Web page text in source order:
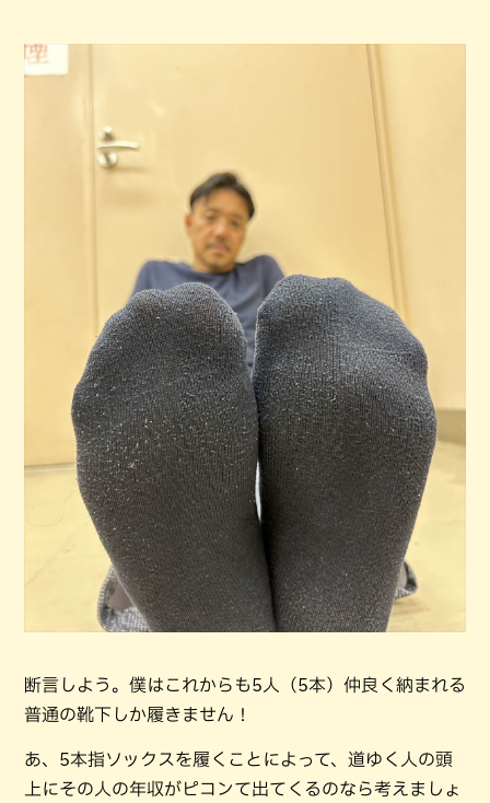
断言しよう。僕はこれからも5人（5本）仲良く納まれる
普通の靴下しか履きません！
あ、5本指ソックスを履くことによって、道ゆく人の頭
上にその人の年収がピコンて出てくるのなら考えましょ